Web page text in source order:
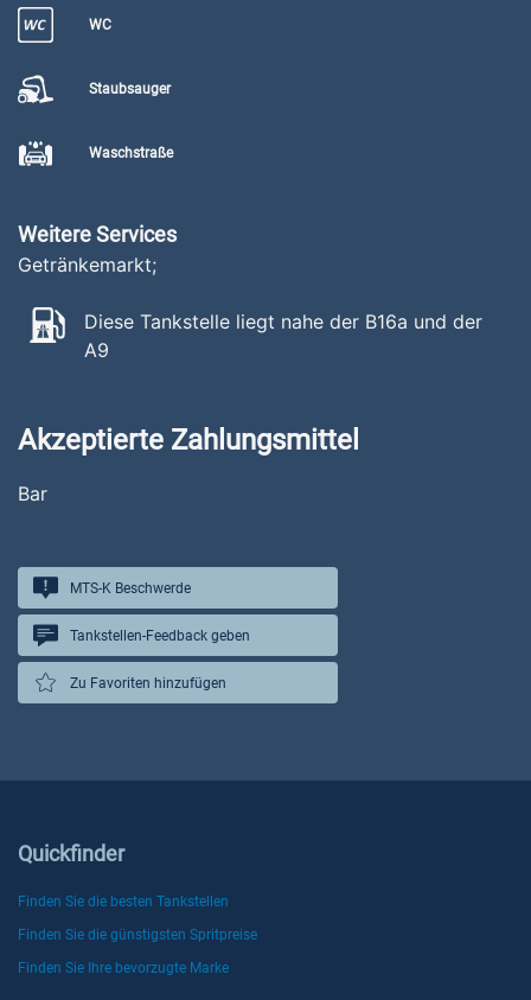
WC
Staubsauger
Waschstraße
Weitere Services
Getränkemarkt;
Diese Tankstelle liegt nahe der B16a und der
A9
Akzeptierte Zahlungsmittel
Bar
MTS-K Beschwerde
Tankstellen-Feedback geben
Zu Favoriten hinzufügen
Quickfinder
Finden Sie die besten Tankstellen
Finden Sie die günstigsten Spritpreise
Finden Sie Ihre bevorzugte Marke